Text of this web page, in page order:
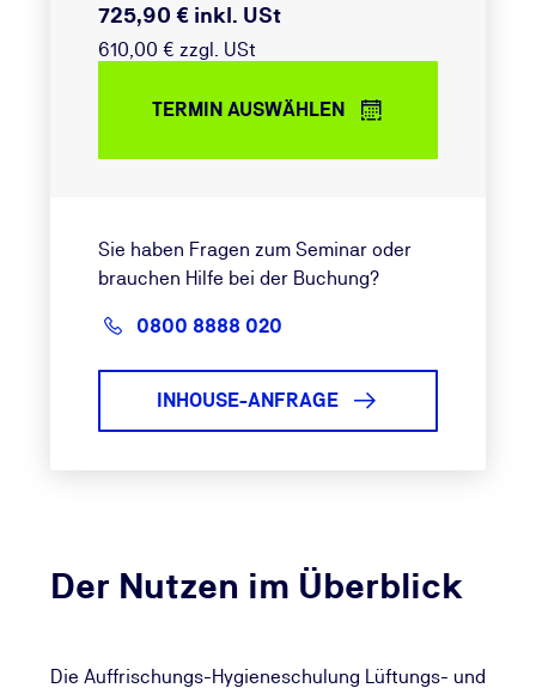
Der Nutzen im Überblick
Die Auffrischungs-Hygieneschulung Lüftungs- und
725,90 € inkl. USt
610,00 € zzgl. USt
TERMIN AUSWÄHLEN
Sie haben Fragen zum Seminar oder
brauchen Hilfe bei der Buchung?
0800 8888 020
INHOUSE-ANFRAGE